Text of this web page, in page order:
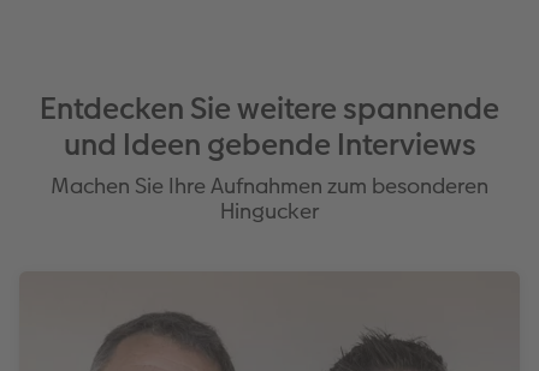
Entdecken Sie weitere spannende
und Ideen gebende Interviews
Machen Sie Ihre Aufnahmen zum besonderen
Hingucker